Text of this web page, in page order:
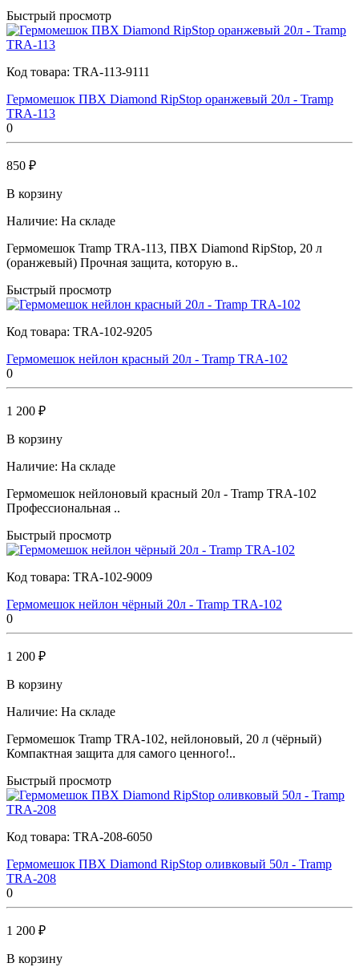
Быстрый просмотр
Код товара: TRA-113-9111
Гермомешок ПВХ Diamond RipStop оранжевый 20л - Tramp
TRA-113
0
850 ₽
В корзину
Наличие: На складе
Гермомешок Tramp TRA-113, ПВХ Diamond RipStop, 20 л
(оранжевый) Прочная защита, которую в..
Быстрый просмотр
Код товара: TRA-102-9205
Гермомешок нейлон красный 20л - Tramp TRA-102
0
1 200 ₽
В корзину
Наличие: На складе
Гермомешок нейлоновый красный 20л - Tramp TRA-102
Профессиональная ..
Быстрый просмотр
Код товара: TRA-102-9009
Гермомешок нейлон чёрный 20л - Tramp TRA-102
0
1 200 ₽
В корзину
Наличие: На складе
Гермомешок Tramp TRA-102, нейлоновый, 20 л (чёрный)
Компактная защита для самого ценного!..
Быстрый просмотр
Код товара: TRA-208-6050
Гермомешок ПВХ Diamond RipStop оливковый 50л - Tramp
TRA-208
0
1 200 ₽
В корзину